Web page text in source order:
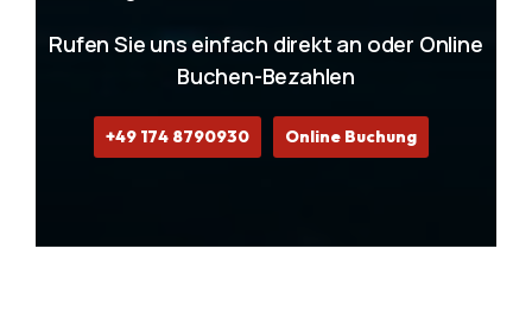
Rufen Sie uns einfach direkt an oder Online
Buchen-Bezahlen
+49 174 8790930 Online Buchung